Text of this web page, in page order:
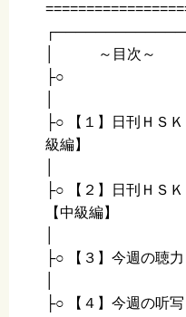
│ ～目次～
├○
├○ 【１】日刊ＨＳ
級編】
├○ 【２】日刊ＨＳ
【中級編】
├○ 【３】今週の聴
├○ 【４】今週の听